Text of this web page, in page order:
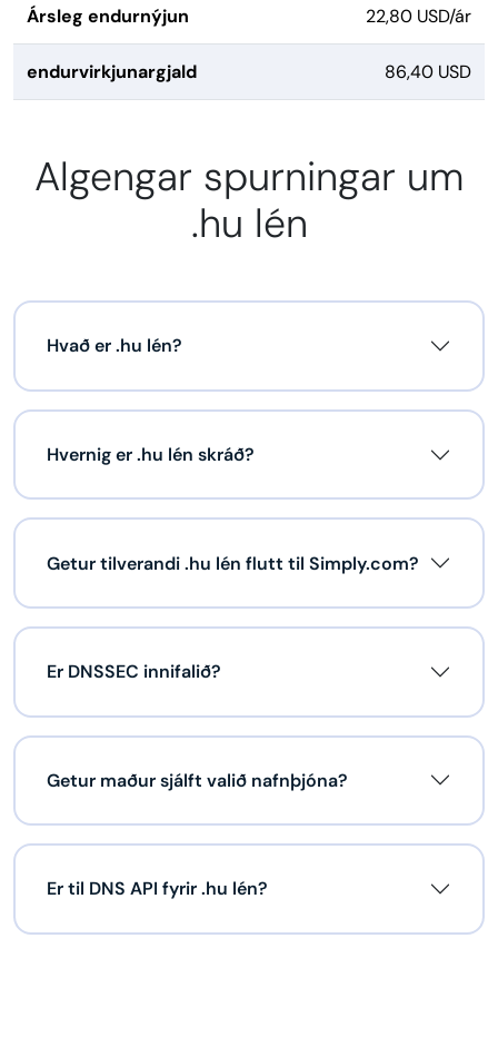
Ársleg endurnýjun 22,80 USD/ár
endurvirkjunargjald 86,40 USD
Algengar spurningar um
.hu lén
Hvað er .hu lén?
Hvernig er .hu lén skráð?
Getur tilverandi .hu lén flutt til Simply.com?
Er DNSSEC innifalið?
Getur maður sjálft valið nafnþjóna?
Er til DNS API fyrir .hu lén?